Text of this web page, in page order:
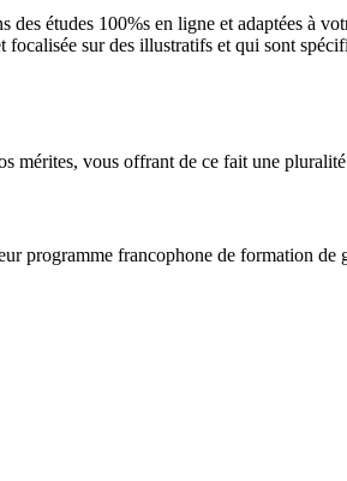
études 100%s en ligne et adaptées à
sur des illustratifs et qui sont
vous offrant de ce fait une
programme francophone de formation